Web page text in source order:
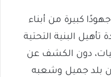
كبيرة من أبناء
تأهيل البنية التحتية
دون الكشف عن
بلد جميل وشعبه